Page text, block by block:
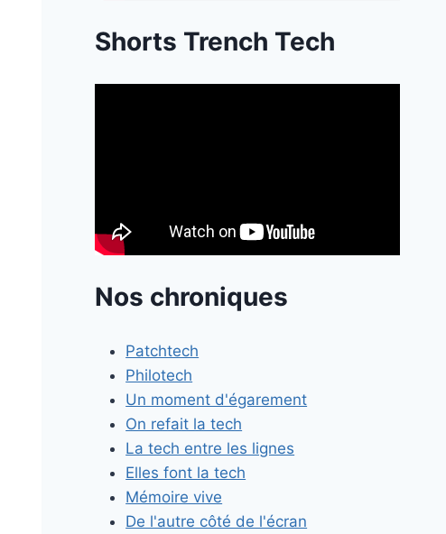
Shorts Trench Tech
Nos chroniques
Patchtech
Philotech
Un moment d'égarement
On refait la tech
La tech entre les lignes
Elles font la tech
Mémoire vive
De l'autre côté de l'écran